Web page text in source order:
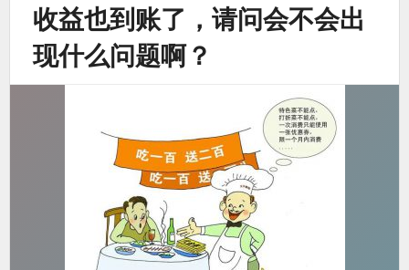
收益也到账了，请问会不会出
现什么问题啊？